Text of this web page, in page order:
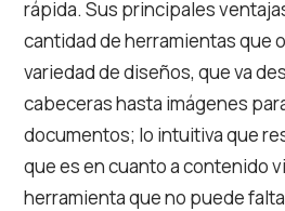
rápida. Sus principales
cantidad de herramientas que
variedad de diseños, que va
cabeceras hasta imágenes
documentos; lo intuitiva que
que es en cuanto a contenido
herramienta que no puede